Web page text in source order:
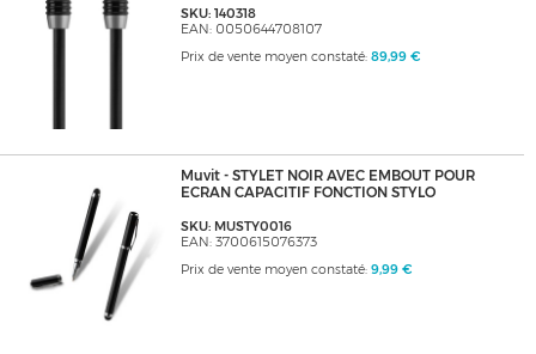
SKU: 140318
EAN: 0050644708107
Prix de vente moyen constaté: 89,99 €
Muvit - STYLET NOIR AVEC EMBOUT POUR
ECRAN CAPACITIF FONCTION STYLO
SKU: MUSTY0016
EAN: 3700615076373
Prix de vente moyen constaté: 9,99 €